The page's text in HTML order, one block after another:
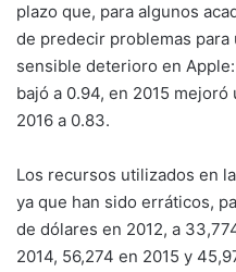
plazo que, para algunos
de predecir problemas para
sensible deterioro en
bajó a 0.94, en 2015 mejoró
2016 a 0.83.
Los recursos utilizados en
ya que han sido erráticos,
de dólares en 2012, a
2014, 56,274 en 2015 y